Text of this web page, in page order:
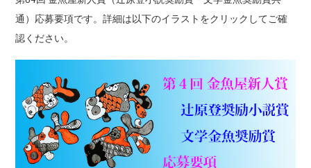
通）応募要項です。詳細は以下のイラストをクリックしてご確
認ください。